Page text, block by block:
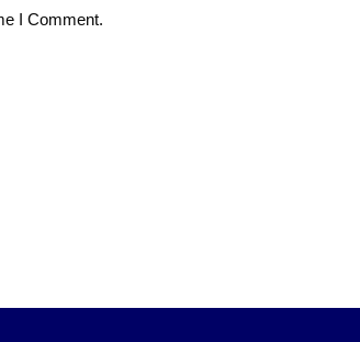
I Comment.